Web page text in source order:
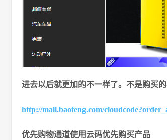
进去以后就更加的不一样了。不是购买
http://mall.baofeng.com/
优先购物通道使用云码优先购买产品